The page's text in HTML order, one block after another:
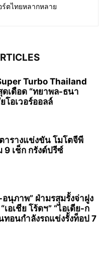
ร์ตไทยหลากหลาย
Turbo Thailand
เดือด “ทยาพล-ธนา
โอเวอร์ออลล์
ารางแข่งขัน โมโตจีพี
เช็ก กรังด์ปรีซ์
อนุภาพ” ฝ่ามรสุมรั้งจ่าฝูง
อเชีย โร้ดฯ” “ไอเดีย-ก
ทอนกำลังรถแข่งรั้งท็อป 7